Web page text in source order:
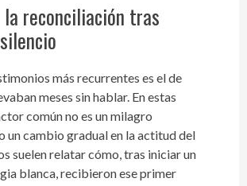
la reconciliación tras
más recurrentes es el de
meses sin hablar. En estas
común no es un milagro
un cambio gradual en la actitud del
suelen relatar cómo, tras iniciar un
blanca, recibieron ese primer